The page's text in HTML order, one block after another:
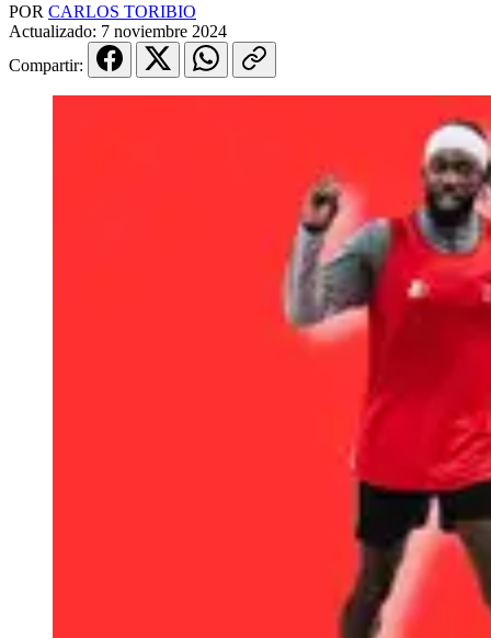
POR CARLOS TORIBIO
Actualizado: 7 noviembre 2024
Compartir: